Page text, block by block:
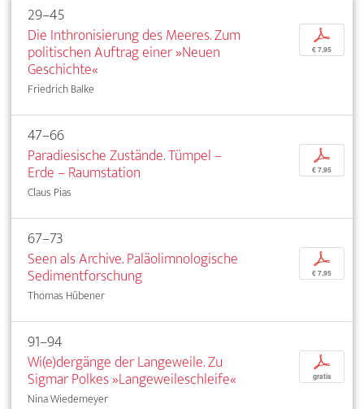
29–45
Die Inthronisierung des Meeres. Zum
politischen Auftrag einer »Neuen
Geschichte«
Friedrich Balke
p
€ 7,95
47–66
Paradiesische Zustände. Tümpel –
Erde – Raumstation
Claus Pias
p
€ 7,95
67–73
Seen als Archive. Paläolimnologische
Sedimentforschung
Thomas Hübener
p
€ 7,95
91–94
Wi(e)dergänge der Langeweile. Zu
Sigmar Polkes »Langeweileschleife«
Nina Wiedemeyer
p
gratis